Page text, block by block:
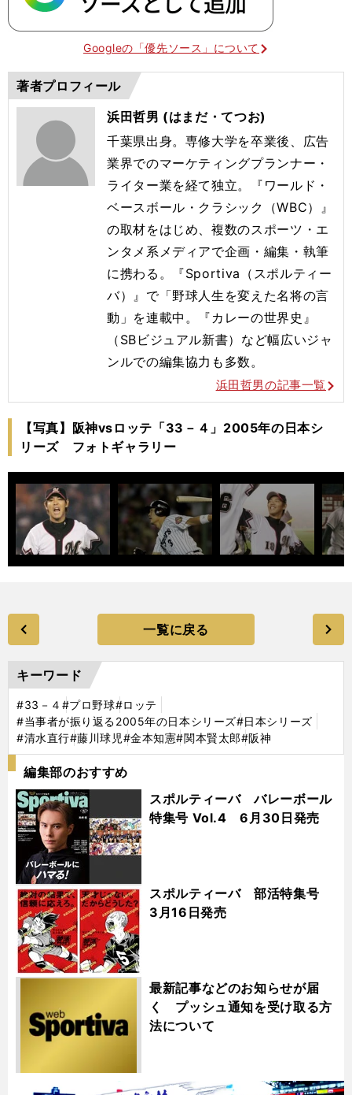
Googleの「優先ソース」について
著者プロフィール
浜田哲男 (はまだ・てつお)
千葉県出身。専修大学を卒業後、広告
業界でのマーケティングプランナー・
ライター業を経て独立。『ワールド・
ベースボール・クラシック（WBC）』
の取材をはじめ、複数のスポーツ・エ
ンタメ系メディアで企画・編集・執筆
に携わる。『Sportiva（スポルティー
バ）』で「野球人生を変えた名将の言
動」を連載中。『カレーの世界史』
（SBビジュアル新書）など幅広いジャ
ンルでの編集協力も多数。
浜田哲男の記事一覧
【写真】阪神vsロッテ「33－４」2005年の日本シ
リーズ フォトギャラリー
一覧に戻る
キーワード
#33－４ #プロ野球#ロッテ
#当事者が振り返る2005年の日本シリーズ#日本シリーズ
#清水直行#藤川球児#金本知憲#関本賢太郎#阪神
編集部のおすすめ
スポルティーバ バレーボール
特集号 Vol.4 6月30日発売
スポルティーバ 部活特集号
3月16日発売
最新記事などのお知らせが届
く プッシュ通知を受け取る方
法について